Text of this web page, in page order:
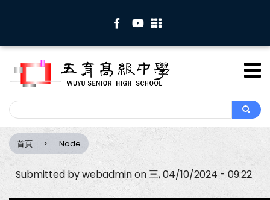
內
Search
Search
導
航
連
結
首頁 Node
Submitted bywebadminon三, 04/10/2024 - 09:22